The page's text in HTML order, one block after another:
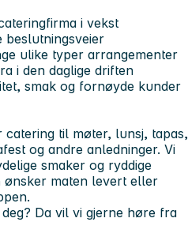
i vekst
beslutningsveier
ulike typer arrangementer
i den daglige driften
smak og fornøyde kunder
til møter, lunsj, tapas,
og andre anledninger. Vi
smaker og ryddige
maten levert eller
Da vil vi gjerne høre fra